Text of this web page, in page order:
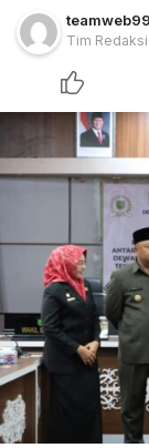
Tim Redaksi